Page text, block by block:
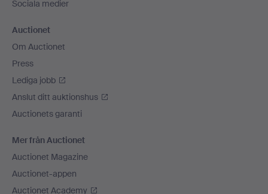
Sociala medier
Auctionet
Om Auctionet
Press
Lediga jobb
Anslut ditt auktionshus
Auctionets garanti
Mer från Auctionet
Auctionet Magazine
Auctionet-appen
Auctionet Academy